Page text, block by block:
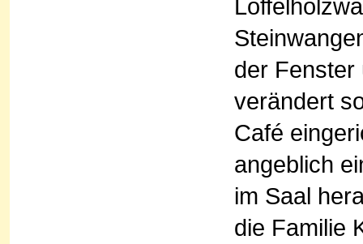
der Fenster
verändert
Café
angeblich
im Saal
die Familie